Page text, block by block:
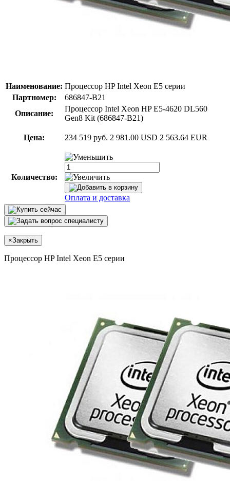
Наименование: Процессор HP Intel Xeon E5 серии
Партномер:
686847-B21
Описание:
Процессор Intel Xeon HP E5-4620 DL560
Gen8 Kit (686847-B21)
Цена: 234 519 руб. 2 981.00 USD 2 563.64 EUR
Количество:
Оплата и доставка
×Закрыть
Процессор HP Intel Xeon E5 серии